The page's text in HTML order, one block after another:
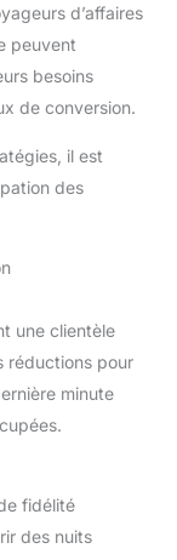
d’affaires
peuvent
besoins
de conversion.
il est
des
une clientèle
réductions pour
minute
fidélité
des nuits